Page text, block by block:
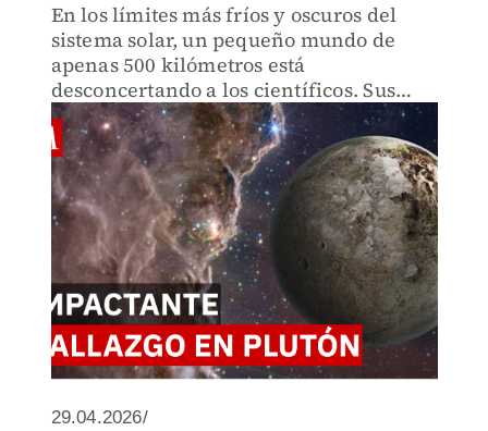
En los límites más fríos y oscuros del
sistema solar, un pequeño mundo de
apenas 500 kilómetros está
desconcertando a los científicos. Sus
características desafían lo que sabíamos
del cinturón de Kuiper. Aquí te contamos
este hallazgo.
29.04.2026/